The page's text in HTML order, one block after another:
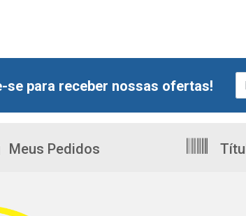
se para receber nossas ofertas!
Meus Pedidos